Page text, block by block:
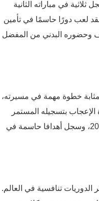
سلتيك فوريًا، حيث سجل ثلاثية في مباراته الثانية
لعب دورًا حاسمًا في تأمين
وحضوره البدني من المفضل
بمثابة خطوة مهمة في مسيرته،
بتسجيله المستمر
للأهداف. وساعد الفريق في الوصول إلى الدور نصف النهائي من دوري أبطال أوروبا في موسم 2019-2020، وسجل أهدافا حاسمة في
الدوريات تنافسية في العالم.